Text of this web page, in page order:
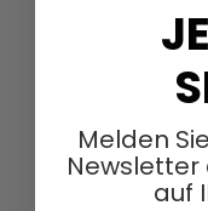
Melden
Newsletter
auf